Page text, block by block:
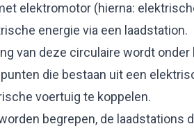
elektromotor (hierna:
energie via een laadstation.
van deze circulaire wordt onder
die bestaan uit een
voertuig te koppelen.
begrepen, de laadstations